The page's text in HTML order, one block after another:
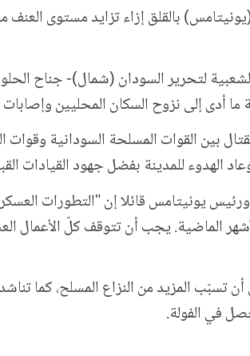
(يونيتامس) بالقلق إزاء تزايد مستوى
أدى إلى نزوح السكان المحليين
أغسطس بسبب تصاعد حدة القتال بين القوات
الهدوء للمدينة بفضل جهود القيادات
يونيتامس قائلا إن "التطورات
الماضية. يجب أن تتوقف كلّ الأعمال
تسبّب المزيد من النزاع المسلح، كما
في الفولة.